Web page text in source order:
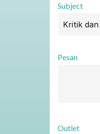
Subject
Pesan
Outlet